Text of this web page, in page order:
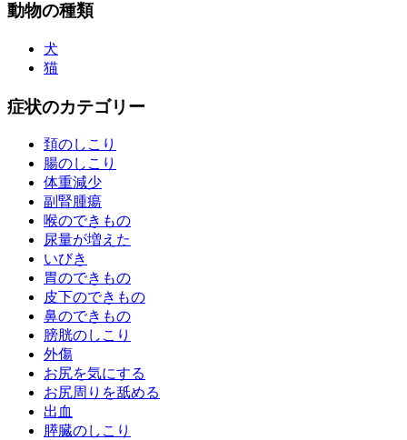
動物の種類
犬
猫
症状のカテゴリー
頚のしこり
腸のしこり
体重減少
副腎腫瘍
喉のできもの
尿量が増えた
いびき
胃のできもの
皮下のできもの
鼻のできもの
膀胱のしこり
外傷
お尻を気にする
お尻周りを舐める
出血
膵臓のしこり